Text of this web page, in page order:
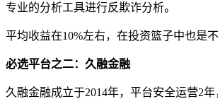
专业的分析工具进行反欺诈分析。
平均收益在10%左右，在投资篮子中也是不
必选平台之二：久融金融
久融金融成立于2014年，平台安全运营2